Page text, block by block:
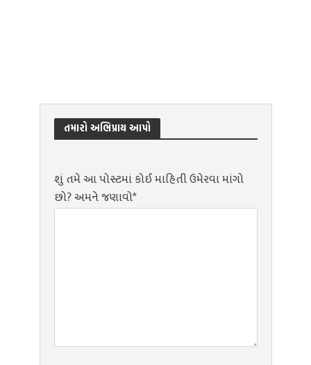
તમારો અભિપ્રાય આપો
શું તમે આ પોસ્ટમાં કોઈ માહિતી ઉમેરવા માંગો
છો? અમને જણાવો*